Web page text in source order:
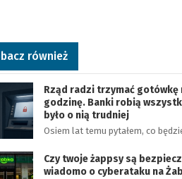
również
Rząd radzi trzymać gotówkę
godzinę. Banki robią
było o nią trudniej
Osiem lat temu pytałem, co
Czy twoje żappsy są
wiadomo o cyberataku na